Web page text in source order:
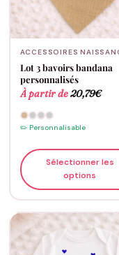
ACCESSOIRES
Lot 3 bavoirs bandana
personnalisés
À partir de20,79€
✏️ Personnalisable
Sélectionner les
options